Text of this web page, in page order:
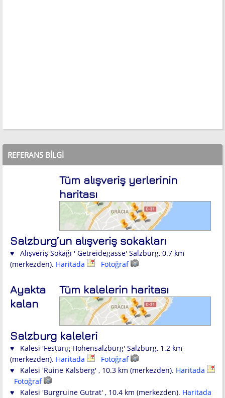
REFERANS BILGI
Tüm alışveriş yerlerinin
haritası
Salzburg’un alışveriş sokakları
♥ Alışveriş Sokağı ' Getreidegasse' Salzburg, 0.7 km
(merkezden). Haritada Fotoğraf
Tüm kalelerin haritası
Ayakta
kalan
Salzburg kaleleri
♥ Kalesi 'Festung Hohensalzburg' Salzburg, 1.2 km
(merkezden). Haritada
Fotoğraf
♥ Kalesi 'Ruine Kalsberg' , 10.3 km (merkezden). Haritada
Fotoğraf
♥ Kalesi 'Burgruine Gutrat' , 10.4 km (merkezden). Haritada